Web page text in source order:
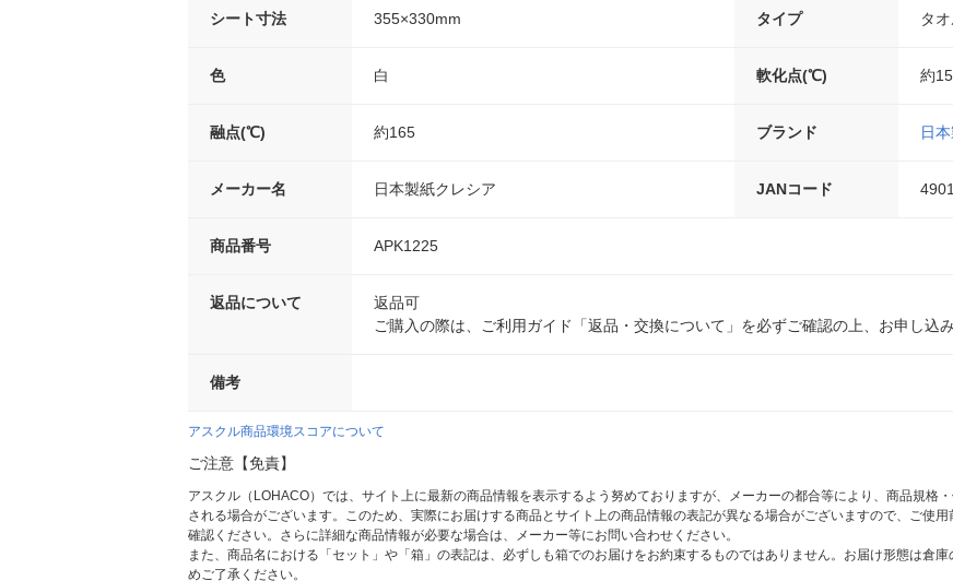
シート寸法 355×330mm タイプ タ
色 白 軟化点(℃) 約
融点(℃) 約165 ブランド 日
メーカー名 日本製紙クレシア JANコード
商品番号 APK1225
返品について
返品可
ご購入の際は、ご利用ガイド「返品・交換について」を必ずご確認の上、お申し込み
備考
アスクル商品環境スコアについて
ご注意【免責】
アスクル（LOHACO）では、サイト上に最新の商品情報を表示するよう努めておりますが、メーカーの都合等により、商品規格
される場合がございます。このため、実際にお届けする商品とサイト上の商品情報の表記が異なる場合がございますので、ご使
確認ください。さらに詳細な商品情報が必要な場合は、メーカー等にお問い合わせください。
また、商品名における「セット」や「箱」の表記は、必ずしも箱でのお届けをお約束するものではありません。お届け形態は倉
めご了承ください。